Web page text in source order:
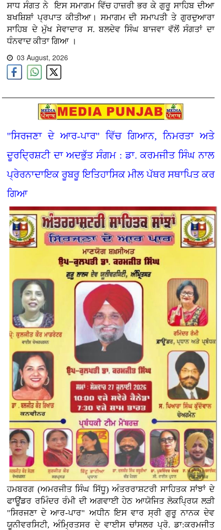
ਸਾਧ ਸੰਗਤ ਨੇ ਇਸ ਸਮਾਗਮ ਵਿੱਚ ਹਾਜ਼ਰੀ ਭਰ ਕੇ ਗੁਰੂ ਸਾਹਿਬ ਦੀਆ
ਬਖਸ਼ਿਸ਼ਾਂ ਪ੍ਰਪਾਤ ਕੀਤੀਆ। ਸਮਾਗਮ ਦੀ ਸਮਾਪਤੀ ਤੇ ਗੁਰਦੁਆਰਾ
ਸਾਹਿਬ ਦੇ ਮੁੱਖ ਸੇਵਾਦਾਰ ਸ. ਬਲਦੇਵ ਸਿੰਘ ਬਾਜਵਾ ਵੱਲੋਂ ਸੰਗਤਾਂ ਦਾ
ਧੰਨਵਾਦ ਕੀਤਾ ਗਿਆ ।
03 August, 2026
"ਸਿਰਜਣਾ ਦੇ ਆਰ-ਪਾਰ" ਵਿੱਚ ਗਿਆਨ, ਨਿਮਰਤਾ ਅਤੇ
ਦੂਰਦ੍ਰਿਸ਼ਟੀ ਦਾ ਅਦਭੁੱਤ ਸੰਗਮ : ਡਾ. ਕਰਮਜੀਤ ਸਿੰਘ ਨਾਲ
ਪ੍ਰੇਰਨਾਦਾਇਕ ਰੂਬਰੂ ਇਤਿਹਾਸਿਕ ਮੀਲ ਪੱਥਰ ਸਥਾਪਿਤ ਕਰ
ਗਿਆ
ਹਮਬਰਗ (ਅਮਰਜੀਤ ਸਿੰਘ ਸਿੱਧੂ) ਅੰਤਰਰਾਸ਼ਟਰੀ ਸਾਹਿਤਕ ਸਾਂਝਾਂ ਦੇ
ਫਾਊਂਡਰ ਰਮਿੰਦਰ ਰੰਮੀ ਦੀ ਅਗਵਾਈ ਹੇਠ ਆਯੋਜਿਤ ਲੋਕਪ੍ਰਿਯ ਲੜੀ
"ਸਿਰਜਣਾ ਦੇ ਆਰ-ਪਾਰ" ਅਧੀਨ ਇਸ ਵਾਰ ਸ੍ਰੀ ਗੁਰੂ ਨਾਨਕ ਦੇਵ
ਯੂਨੀਵਰਸਿਟੀ, ਅੰਮ੍ਰਿਤਸਰ ਦੇ ਵਾਈਸ ਚਾਂਸਲਰ ਪ੍ਰੋ. ਡਾ:ਕਰਮਜੀਤ